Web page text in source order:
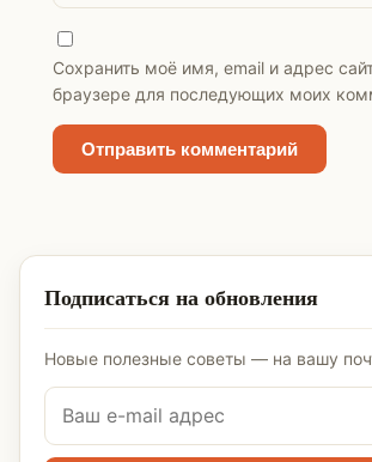
Сохранить моё имя, email и адрес
браузере для последующих моих
Подписаться на обновления
Новые полезные советы — на вашу